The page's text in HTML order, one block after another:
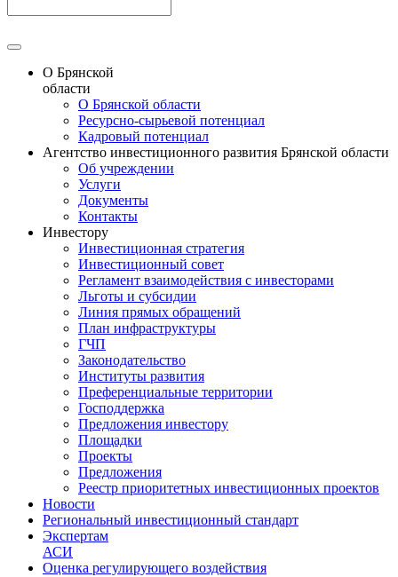
О Брянской
области
О Брянской области
Ресурсно-сырьевой потенциал
Кадровый потенциал
Агентство инвестиционного развития Брянской области
Об учреждении
Услуги
Документы
Контакты
Инвестору
Инвестиционная стратегия
Инвестиционный совет
Регламент взаимодействия с инвесторами
Льготы и субсидии
Линия прямых обращений
План инфраструктуры
ГЧП
Законодательство
Институты развития
Преференциальные территории
Господдержка
Предложения инвестору
Площадки
Проекты
Предложения
Реестр приоритетных инвестиционных проектов
Новости
Региональный инвестиционный стандарт
Экспертам
АСИ
Оценка регулирующего воздействия